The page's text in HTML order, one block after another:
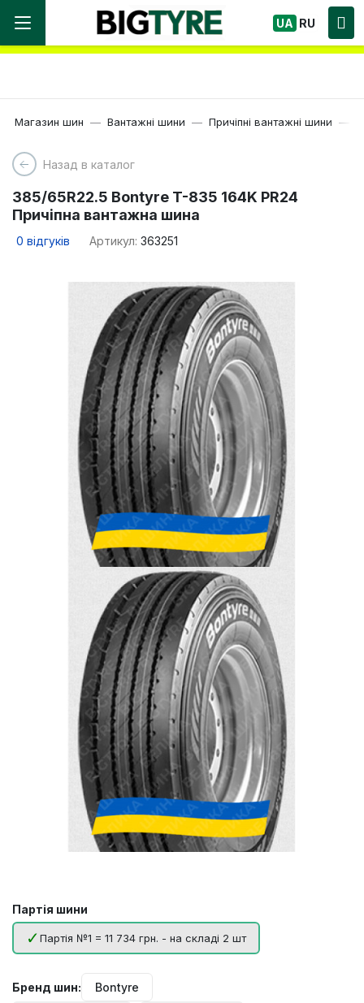
Ми працюємо! Великий вибір Шин, швидка
доставка по Україні!
UA RU
Магазин шин Вантажні шини Причіпні вантажні шини
Назад в каталог
385/65R22.5 Bontyre T-835 164K PR24
Причіпна вантажна шина
0 відгуків Артикул: 363251
Партія шини
Партія №1 = 11 734 грн. - на складі 2 шт
Бренд шин: Bontyre